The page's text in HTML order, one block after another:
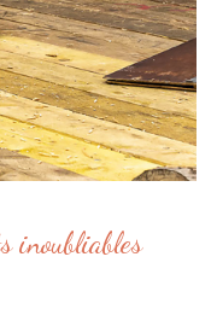
inoubliables